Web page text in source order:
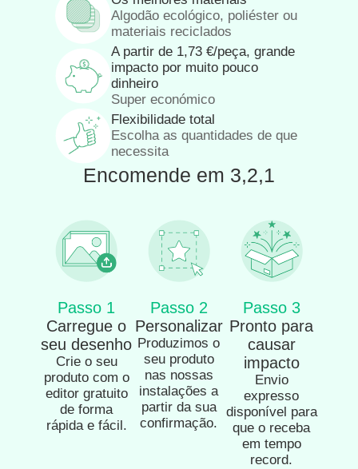
Algodão ecológico, poliéster ou
materiais reciclados
A partir de 1,73 €/peça, grande
impacto por muito pouco
dinheiro
Super económico
Flexibilidade total
Escolha as quantidades de que
necessita
Encomende em 3,2,1
Passo 1
Carregue o
seu desenho
Crie o seu
produto com o
editor gratuito
de forma
rápida e fácil.
Passo 2
Personalizar
Produzimos o
seu produto
nas nossas
instalações a
partir da sua
confirmação.
Passo 3
Pronto para
causar
impacto
Envio
expresso
disponível para
que o receba
em tempo
record.